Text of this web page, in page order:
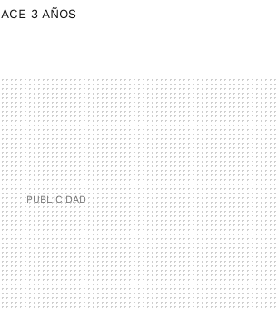
3 AÑOS